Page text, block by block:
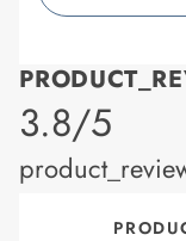
3.8/5